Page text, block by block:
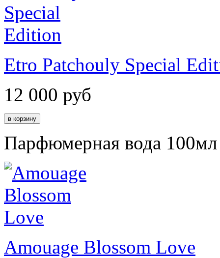
Etro Patchouly Special
12 000 руб
Парфюмерная вода 100мл
Amouage Blossom Love